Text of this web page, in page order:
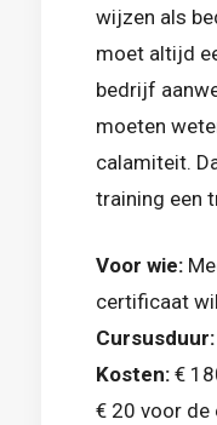
wijzen als
moet altijd
bedrijf
moeten
calamiteit.
training een
Voor wie:
certificaat
Cursusduur:
Kosten:€
€ 20 voor de